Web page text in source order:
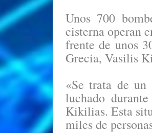
Unos 700
cisterna operan
frente de unos
Grecia, Vasilis
«Se trata de un
luchado
Kikilias. Esta
miles de